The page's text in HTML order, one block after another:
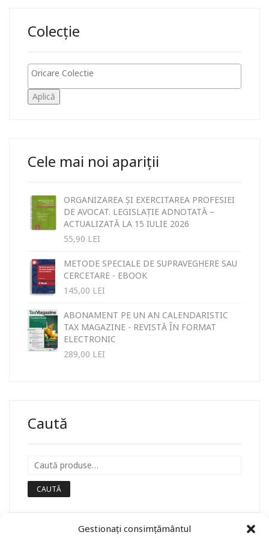
Gestionați consimțământul
Colecție
Aplică
Cele mai noi apariții
ORGANIZAREA ȘI EXERCITAREA PROFESIEI
DE AVOCAT. LEGISLAȚIE ADNOTATĂ –
ACTUALIZATĂ LA 15 IULIE 2026
55,90 LEI
METODE SPECIALE DE SUPRAVEGHERE SAU
CERCETARE - EBOOK
145,00 LEI
ABONAMENT PE UN AN CALENDARISTIC
TAX MAGAZINE - REVISTĂ ÎN FORMAT
ELECTRONIC
289,00 LEI
Caută
CAUTĂ